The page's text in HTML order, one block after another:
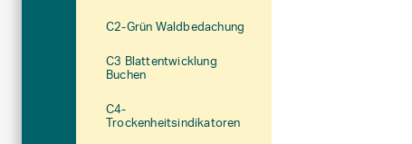
C2-Grün Waldbedachung
C3 Blattentwicklung
Buchen
C4-
Trockenheitsindikatoren